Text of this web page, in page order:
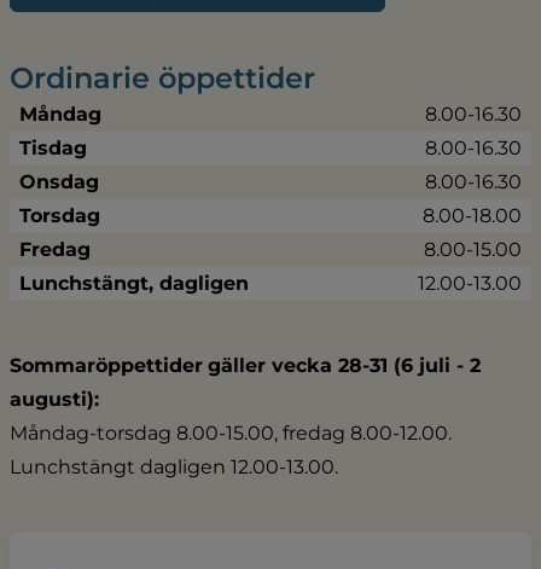
Ordinarie öppettider
Måndag
8.00-16.30
Tisdag
8.00-16.30
Onsdag
8.00-16.30
Torsdag
8.00-18.00
Fredag
8.00-15.00
Lunchstängt, dagligen
12.00-13.00
Sommaröppettider gäller vecka 28-31 (6 juli - 2
augusti):
Måndag-torsdag 8.00-15.00, fredag 8.00-12.00.
Lunchstängt dagligen 12.00-13.00.